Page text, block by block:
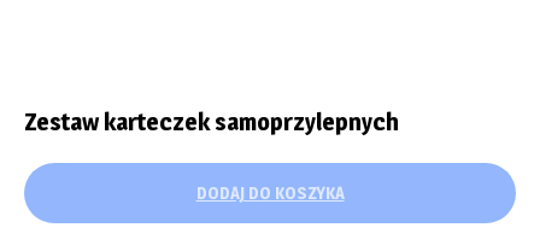
Zestaw karteczek samoprzylepnych
DODAJ DO KOSZYKA